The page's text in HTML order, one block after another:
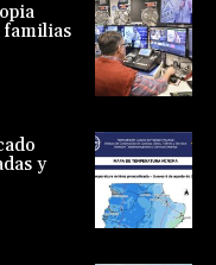
familias
y